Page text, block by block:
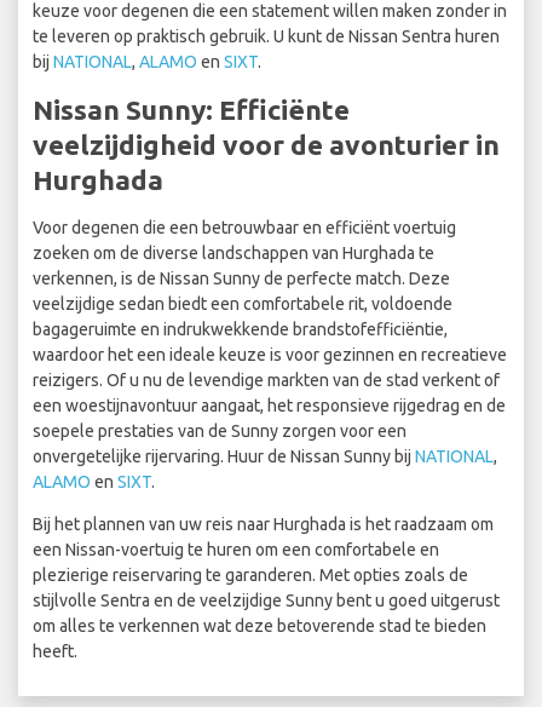
keuze voor degenen die een statement willen maken zonder in
te leveren op praktisch gebruik. U kunt de Nissan Sentra huren
bij NATIONAL, ALAMO en SIXT.
Nissan Sunny: Efficiënte
veelzijdigheid voor de avonturier in
Hurghada
Voor degenen die een betrouwbaar en efficiënt voertuig
zoeken om de diverse landschappen van Hurghada te
verkennen, is de Nissan Sunny de perfecte match. Deze
veelzijdige sedan biedt een comfortabele rit, voldoende
bagageruimte en indrukwekkende brandstofefficiëntie,
waardoor het een ideale keuze is voor gezinnen en recreatieve
reizigers. Of u nu de levendige markten van de stad verkent of
een woestijnavontuur aangaat, het responsieve rijgedrag en de
soepele prestaties van de Sunny zorgen voor een
onvergetelijke rijervaring. Huur de Nissan Sunny bij NATIONAL,
ALAMO en SIXT.
Bij het plannen van uw reis naar Hurghada is het raadzaam om
een Nissan-voertuig te huren om een comfortabele en
plezierige reiservaring te garanderen. Met opties zoals de
stijlvolle Sentra en de veelzijdige Sunny bent u goed uitgerust
om alles te verkennen wat deze betoverende stad te bieden
heeft.